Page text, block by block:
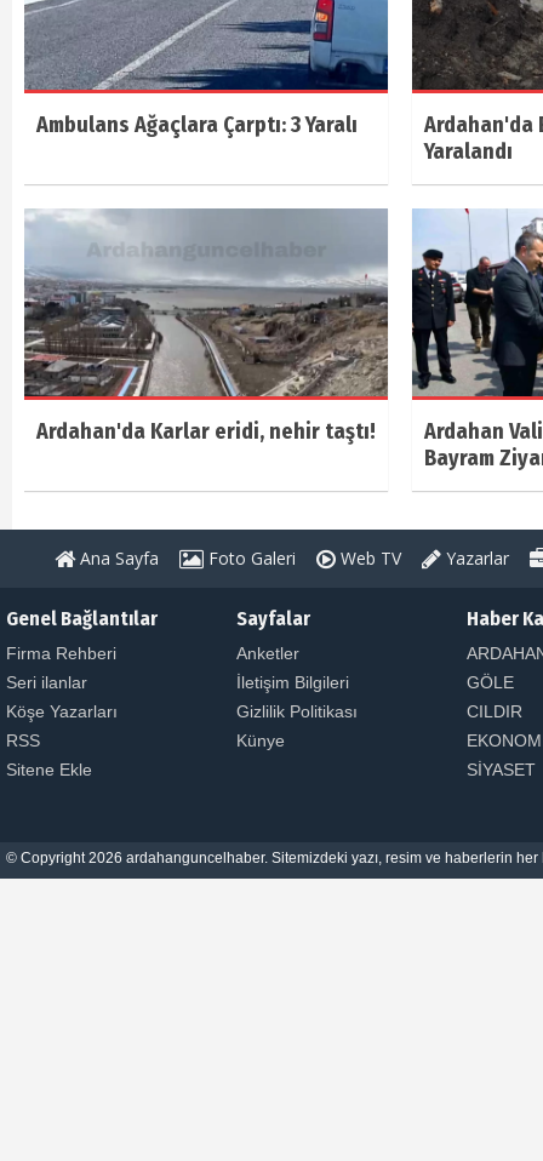
Ambulans Ağaçlara Çarptı: 3 Yaralı
Ardahan'da
Yaralandı
Ardahan'da Karlar eridi, nehir taştı!
Ardahan
Bayram
Ana Sayfa Foto Galeri Web TV Yazarlar
Genel Bağlantılar
Firma Rehberi
Seri ilanlar
Köşe Yazarları
RSS
Sitene Ekle
Sayfalar
Anketler
İletişim Bilgileri
Gizlilik Politikası
Künye
Haber
GÖLE
CILDIR
SİYASET
© Copyright 2026 ardahanguncelhaber. Sitemizdeki yazı, resim ve haberlerin her